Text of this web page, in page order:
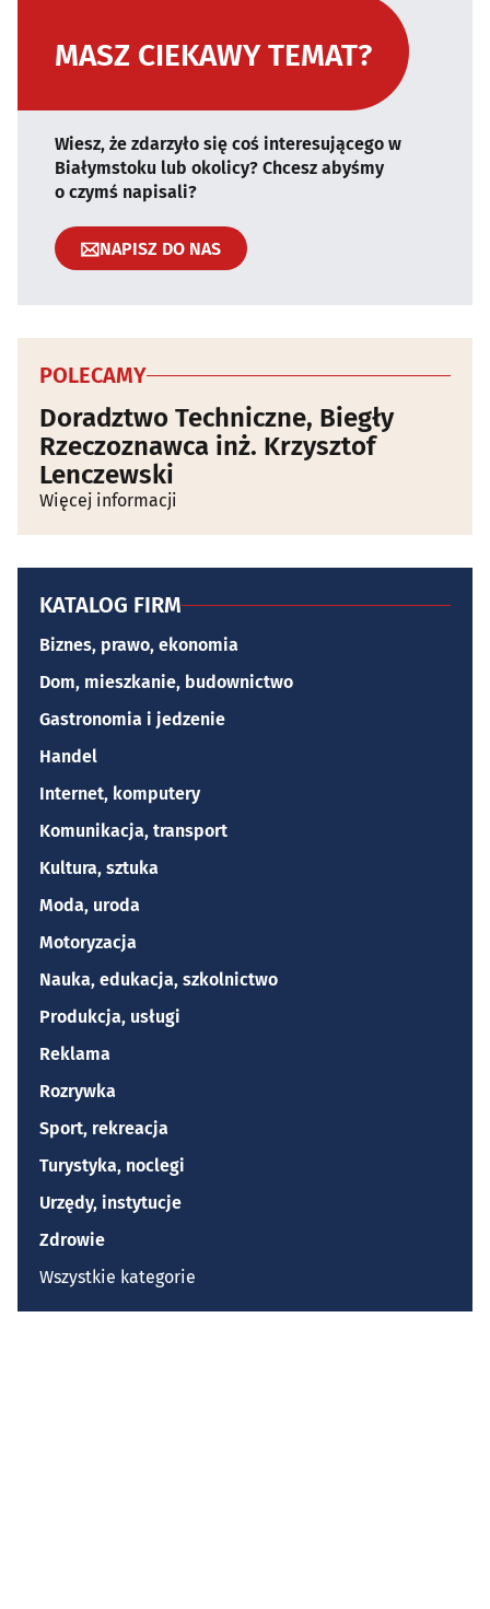
MASZ CIEKAWY TEMAT?
Wiesz, że zdarzyło się coś interesującego w
Białymstoku lub okolicy? Chcesz abyśmy
o czymś napisali?
NAPISZ DO NAS
POLECAMY
Doradztwo Techniczne, Biegły
Rzeczoznawca inż. Krzysztof
Lenczewski
Więcej informacji
KATALOG FIRM
Biznes, prawo, ekonomia
Dom, mieszkanie, budownictwo
Gastronomia i jedzenie
Handel
Internet, komputery
Komunikacja, transport
Kultura, sztuka
Moda, uroda
Motoryzacja
Nauka, edukacja, szkolnictwo
Produkcja, usługi
Reklama
Rozrywka
Sport, rekreacja
Turystyka, noclegi
Urzędy, instytucje
Zdrowie
Wszystkie kategorie